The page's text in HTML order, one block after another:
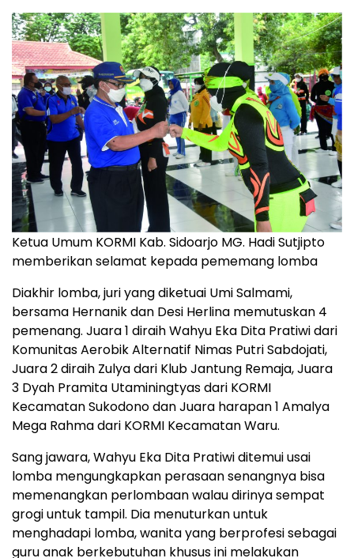
Ketua Umum KORMI Kab. Sidoarjo MG. Hadi Sutjipto
memberikan selamat kepada pememang lomba
Diakhir lomba, juri yang diketuai Umi Salmami,
bersama Hernanik dan Desi Herlina memutuskan 4
pemenang. Juara 1 diraih Wahyu Eka Dita Pratiwi dari
Komunitas Aerobik Alternatif Nimas Putri Sabdojati,
Juara 2 diraih Zulya dari Klub Jantung Remaja, Juara
3 Dyah Pramita Utaminingtyas dari KORMI
Kecamatan Sukodono dan Juara harapan 1 Amalya
Mega Rahma dari KORMI Kecamatan Waru.
Sang jawara, Wahyu Eka Dita Pratiwi ditemui usai
lomba mengungkapkan perasaan senangnya bisa
memenangkan perlombaan walau dirinya sempat
grogi untuk tampil. Dia menuturkan untuk
menghadapi lomba, wanita yang berprofesi sebagai
guru anak berkebutuhan khusus ini melakukan